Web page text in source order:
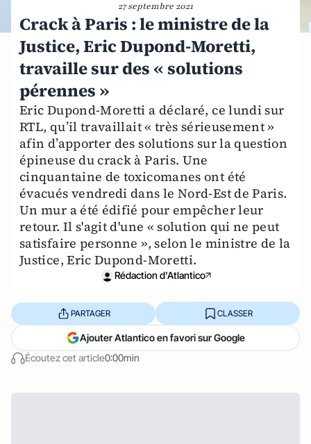
27 septembre 2021
Crack à Paris : le ministre de la
Justice, Eric Dupond-Moretti,
travaille sur des « solutions
pérennes »
Eric Dupond-Moretti a déclaré, ce lundi sur
RTL, qu’il travaillait « très sérieusement »
afin d’apporter des solutions sur la question
épineuse du crack à Paris. Une
cinquantaine de toxicomanes ont été
évacués vendredi dans le Nord-Est de Paris.
Un mur a été édifié pour empêcher leur
retour. Il s'agit d'une « solution qui ne peut
satisfaire personne », selon le ministre de la
Justice, Eric Dupond-Moretti.
Rédaction d'Atlantico
Écoutez cet article0:00min
PARTAGER CLASSER
Ajouter Atlantico en favori sur Google